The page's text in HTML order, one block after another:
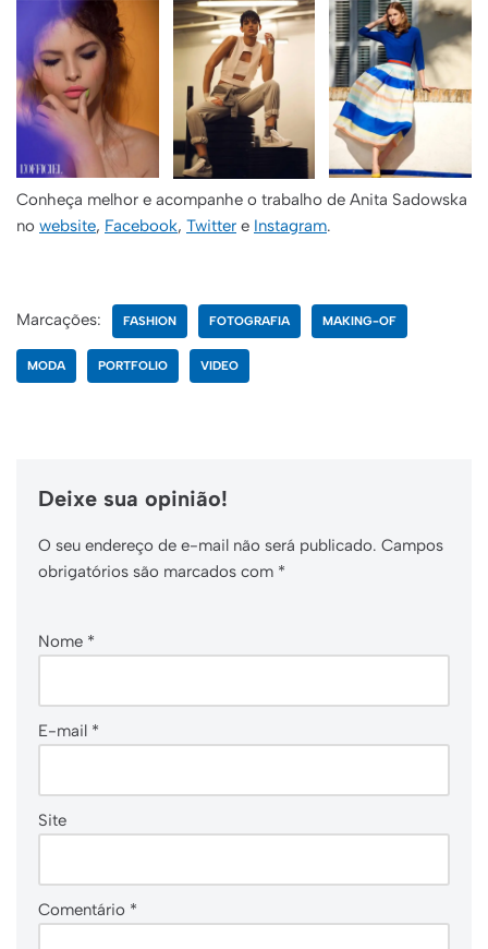
Conheça melhor e acompanhe o trabalho de Anita Sadowska
no website, Facebook, Twitter e Instagram.
Marcações: FASHION FOTOGRAFIA MAKING-OF
MODA PORTFOLIO VIDEO
Deixe sua opinião!
O seu endereço de e-mail não será publicado. Campos
obrigatórios são marcados com *
Nome *
E-mail *
Site
Comentário *